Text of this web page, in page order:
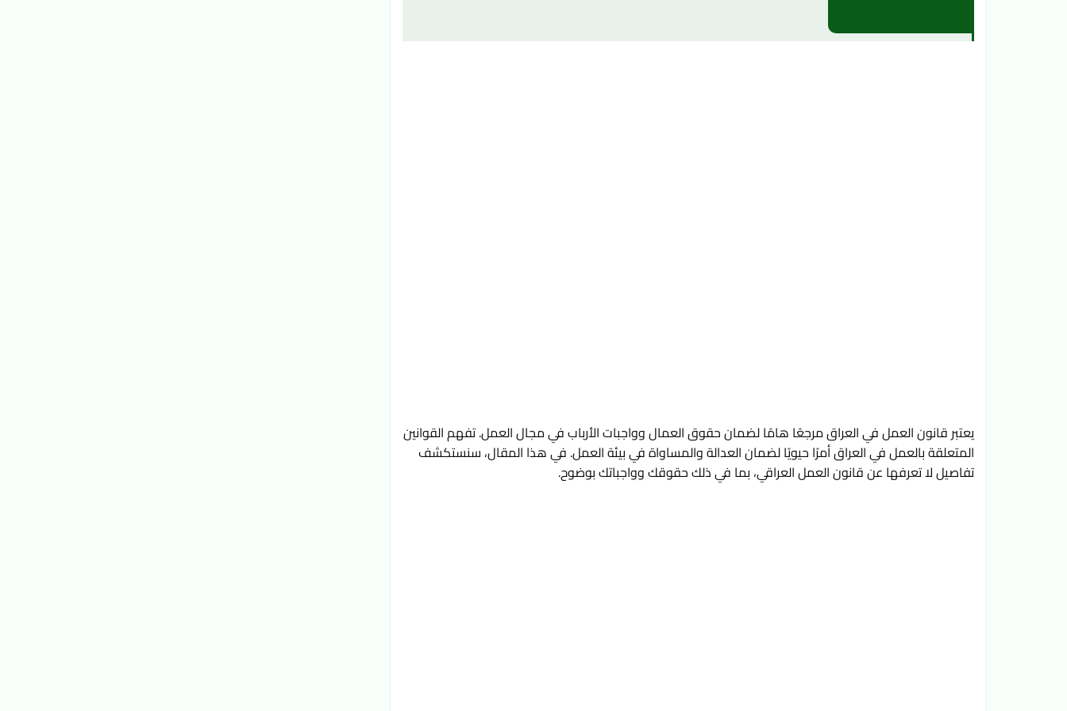
يعتبر قانون العمل في العراق مرجعًا هامًا لضمان حقوق العمال وواجبات الأرباب في مجال العمل. تفهم القوانين
المتعلقة بالعمل في العراق أمرًا حيويًا لضمان العدالة والمساواة في بيئة العمل. في هذا المقال، سنستكشف
تفاصيل لا تعرفها عن قانون العمل العراقي، بما في ذلك حقوقك وواجباتك بوضوح.